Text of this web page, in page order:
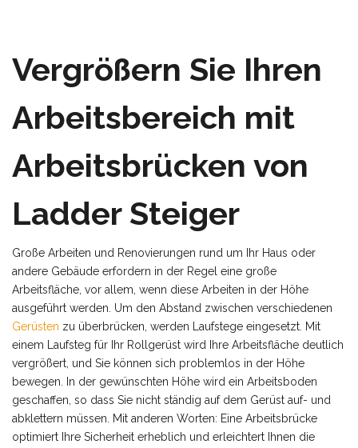
Vergrößern Sie Ihren
Arbeitsbereich mit
Arbeitsbrücken von
Ladder Steiger
Große Arbeiten und Renovierungen rund um Ihr Haus oder
andere Gebäude erfordern in der Regel eine große
Arbeitsfläche, vor allem, wenn diese Arbeiten in der Höhe
ausgeführt werden. Um den Abstand zwischen verschiedenen
Gerüsten zu überbrücken, werden Laufstege eingesetzt. Mit
einem Laufsteg für Ihr Rollgerüst wird Ihre Arbeitsfläche deutlich
vergrößert, und Sie können sich problemlos in der Höhe
bewegen. In der gewünschten Höhe wird ein Arbeitsboden
geschaffen, so dass Sie nicht ständig auf dem Gerüst auf- und
abklettern müssen. Mit anderen Worten: Eine Arbeitsbrücke
optimiert Ihre Sicherheit erheblich und erleichtert Ihnen die